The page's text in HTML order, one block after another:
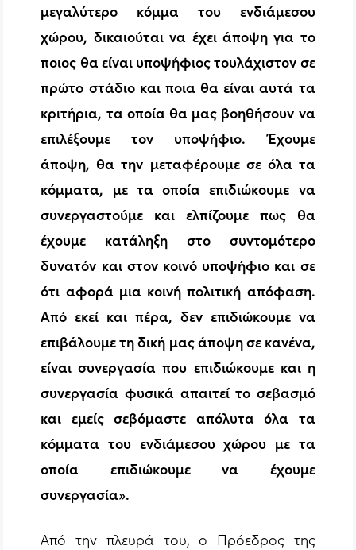
μεγαλύτερο κόμμα του ενδιάμεσου
χώρου, δικαιούται να έχει άποψη για το
ποιος θα είναι υποψήφιος τουλάχιστον σε
πρώτο στάδιο και ποια θα είναι αυτά τα
κριτήρια, τα οποία θα μας βοηθήσουν να
επιλέξουμε τον υποψήφιο. Έχουμε
άποψη, θα την μεταφέρουμε σε όλα τα
κόμματα, με τα οποία επιδιώκουμε να
συνεργαστούμε και ελπίζουμε πως θα
έχουμε κατάληξη στο συντομότερο
δυνατόν και στον κοινό υποψήφιο και σε
ότι αφορά μια κοινή πολιτική απόφαση.
Από εκεί και πέρα, δεν επιδιώκουμε να
επιβάλουμε τη δική μας άποψη σε κανένα,
είναι συνεργασία που επιδιώκουμε και η
συνεργασία φυσικά απαιτεί το σεβασμό
και εμείς σεβόμαστε απόλυτα όλα τα
κόμματα του ενδιάμεσου χώρου με τα
οποία επιδιώκουμε να έχουμε
συνεργασία».
Από την πλευρά του, ο Πρόεδρος της